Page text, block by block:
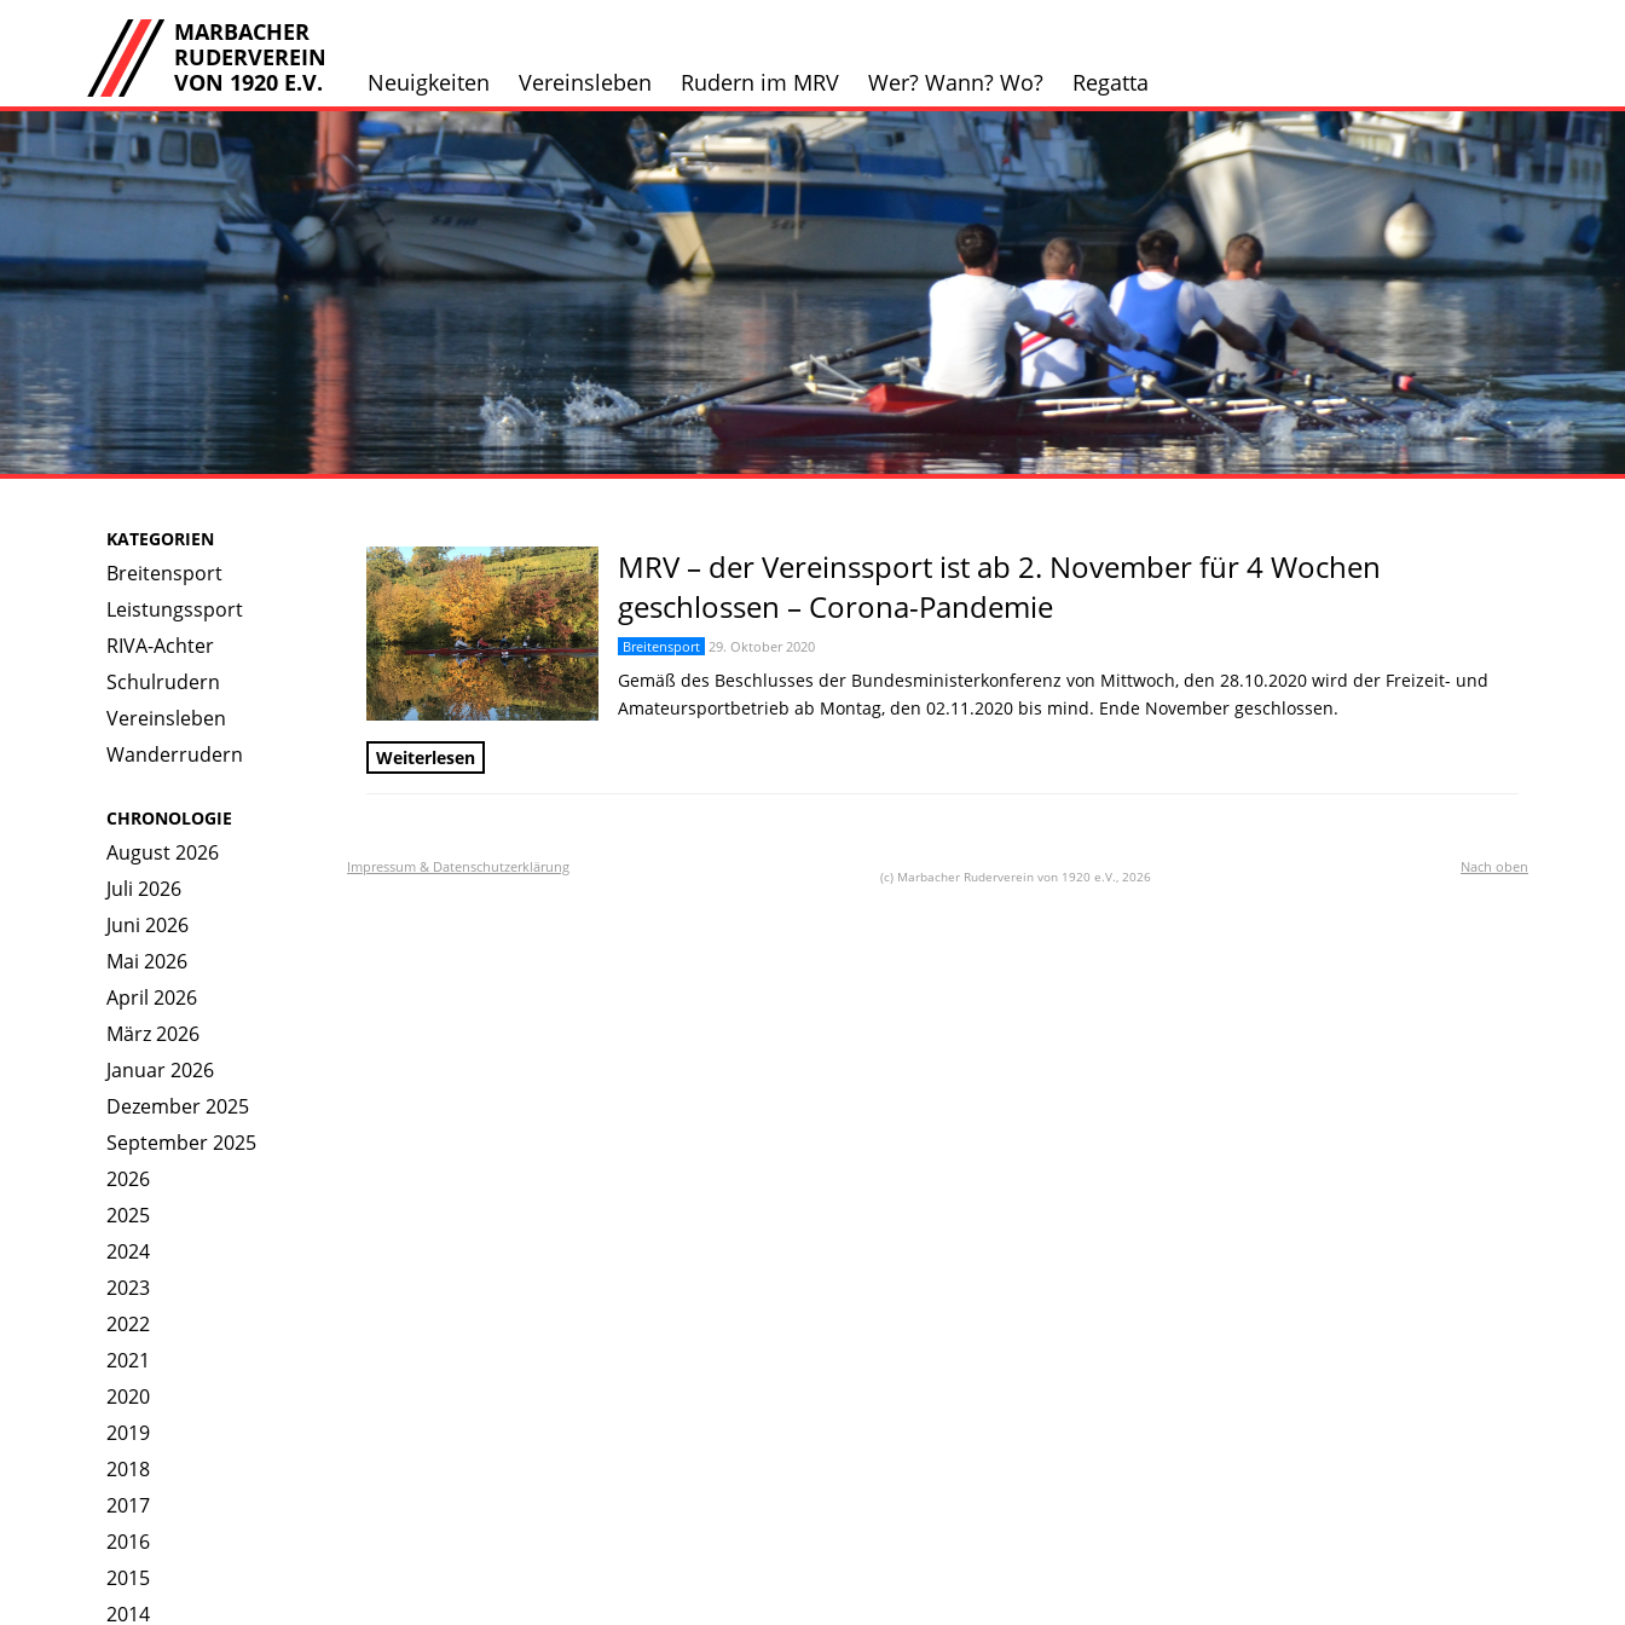
MARBACHER
RUDERVEREIN
VON 1920 E.V.
Neuigkeiten Vereinsleben Rudern im MRV Wer? Wann? Wo? Regatta
KATEGORIEN
Breitensport
Leistungssport
RIVA-Achter
Schulrudern
Vereinsleben
Wanderrudern
CHRONOLOGIE
August 2026
Juli 2026
Juni 2026
Mai 2026
April 2026
März 2026
Januar 2026
Dezember 2025
September 2025
2026
2025
2024
2023
2022
2021
2020
2019
2018
2017
2016
2015
2014
MRV – der Vereinssport ist ab 2. November für 4 Wochen
geschlossen – Corona-Pandemie
Breitensport 29. Oktober 2020
Gemäß des Beschlusses der Bundesministerkonferenz von Mittwoch, den 28.10.2020 wird der Freizeit- und
Amateursportbetrieb ab Montag, den 02.11.2020 bis mind. Ende November geschlossen.
Weiterlesen
Impressum & Datenschutzerklärung Nach oben
(c) Marbacher Ruderverein von 1920 e.V., 2026